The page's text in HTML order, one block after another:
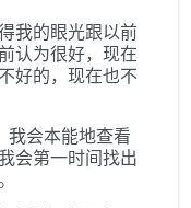
我的眼光跟以前
认为很好，现在
好的，现在也不
我会本能地查看
会第一时间找出